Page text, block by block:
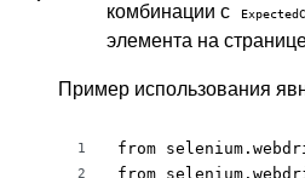
комбинации с
элемента на
Пример использования
1
2
from
from